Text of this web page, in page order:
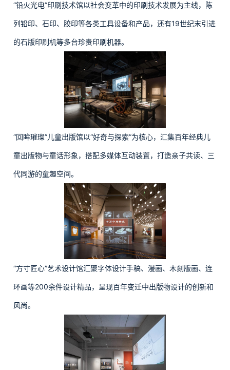
“铅火光电”印刷技术馆以社会变革中的印刷技术发展为主线，陈
列铅印、石印、胶印等各类工具设备和产品，还有19世纪末引进
的石版印刷机等多台珍贵印刷机器。
“回眸璀璨”儿童出版馆以“好奇与探索”为核心，汇集百年经典儿
童出版物与童话形象，搭配多媒体互动装置，打造亲子共读、三
代同游的童趣空间。
“方寸匠心”艺术设计馆汇聚字体设计手稿、漫画、木刻版画、连
环画等200余件设计精品，呈现百年变迁中出版物设计的创新和
风尚。